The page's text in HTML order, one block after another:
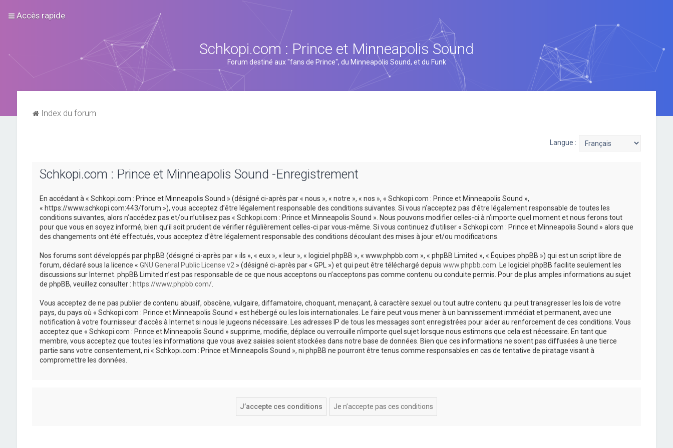
Accès rapide
Schkopi.com : Prince et Minneapolis Sound
Forum destiné aux "fans de Prince", du Minneapolis Sound, et du Funk
Index du forum
Langue :
Schkopi.com : Prince et Minneapolis Sound -Enregistrement
En accédant à « Schkopi.com : Prince et Minneapolis Sound » (désigné ci-après par « nous », « notre », « nos », « Schkopi.com : Prince et Minneapolis Sound »,
« https://www.schkopi.com:443/forum »), vous acceptez d’être légalement responsable des conditions suivantes. Si vous n’acceptez pas d’être légalement responsable de toutes les
conditions suivantes, alors n’accédez pas et/ou n’utilisez pas « Schkopi.com : Prince et Minneapolis Sound ». Nous pouvons modifier celles-ci à n’importe quel moment et nous ferons tout
pour que vous en soyez informé, bien qu’il soit prudent de vérifier régulièrement celles-ci par vous-même. Si vous continuez d’utiliser « Schkopi.com : Prince et Minneapolis Sound » alors que
des changements ont été effectués, vous acceptez d’être légalement responsable des conditions découlant des mises à jour et/ou modifications.
Nos forums sont développés par phpBB (désigné ci-après par « ils », « eux », « leur », « logiciel phpBB », « www.phpbb.com », « phpBB Limited », « Équipes phpBB ») qui est un script libre de
forum, déclaré sous la licence « GNU General Public License v2 » (désigné ci-après par « GPL ») et qui peut être téléchargé depuis www.phpbb.com . Le logiciel phpBB facilite seulement les
discussions sur Internet. phpBB Limited n’est pas responsable de ce que nous acceptons ou n’acceptons pas comme contenu ou conduite permis. Pour de plus amples informations au sujet
de phpBB, veuillez consulter : https://www.phpbb.com/.
Vous acceptez de ne pas publier de contenu abusif, obscène, vulgaire, diffamatoire, choquant, menaçant, à caractère sexuel ou tout autre contenu qui peut transgresser les lois de votre
pays, du pays où « Schkopi.com : Prince et Minneapolis Sound » est hébergé ou les lois internationales. Le faire peut vous mener à un bannissement immédiat et permanent, avec une
notification à votre fournisseur d’accès à Internet si nous le jugeons nécessaire. Les adresses IP de tous les messages sont enregistrées pour aider au renforcement de ces conditions. Vous
acceptez que « Schkopi.com : Prince et Minneapolis Sound » supprime, modifie, déplace ou verrouille n’importe quel sujet lorsque nous estimons que cela est nécessaire. En tant que
membre, vous acceptez que toutes les informations que vous avez saisies soient stockées dans notre base de données. Bien que ces informations ne soient pas diffusées à une tierce
partie sans votre consentement, ni « Schkopi.com : Prince et Minneapolis Sound », ni phpBB ne pourront être tenus comme responsables en cas de tentative de piratage visant à
compromettre les données.